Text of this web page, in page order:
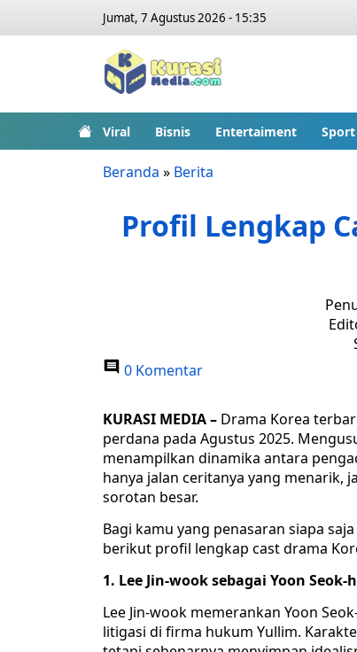
Jumat, 7 Agustus 2026 - 15:35
Viral Bisnis Entertaiment Sport
Beranda » Berita
Profil Lengkap
0 Komentar
KURASI MEDIA – Drama Korea
perdana pada Agustus 2025.
menampilkan dinamika antara
hanya jalan ceritanya yang menarik,
sorotan besar.
Bagi kamu yang penasaran siapa
berikut profil lengkap cast drama
1. Lee Jin-wook sebagai Yoon Seok-
Lee Jin-wook memerankan Yoon
litigasi di firma hukum Yullim.